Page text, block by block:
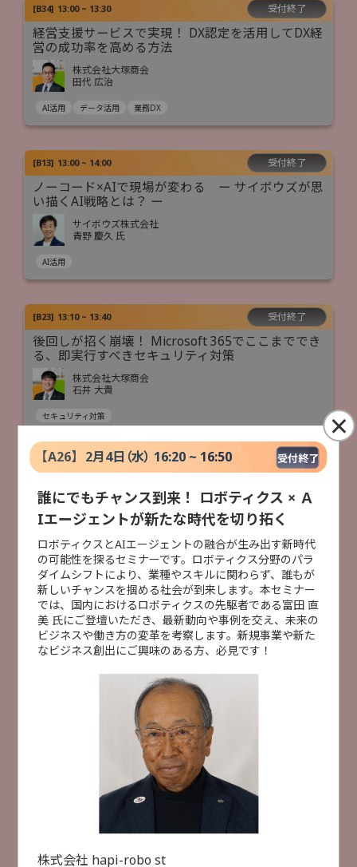
[B34] 13:00 ~ 13:30 受付終了
経営支援サービスで実現！ DX認定を活用してDX経
営の成功率を高める方法
株式会社大塚商会
田代 広治
AI活用 データ活用 業務DX
[B13] 13:00 ~ 14:00 受付終了
ノーコード×AIで現場が変わる ー サイボウズが思
い描くAI戦略とは？ ー
サイボウズ株式会社
青野 慶久 氏
AI活用
[B23] 13:10 ~ 13:40 受付終了
後回しが招く崩壊！ Microsoft 365でここまででき
る、即実行すべきセキュリティ対策
株式会社大塚商会
石井 大貴
セキュリティ対策
[B35] 14:10 ~ 14:40 受付終了
デジタル人材がいない中小企業が複合機でカンタ
ンに始めるDXとAI活用
長尾 一洋 氏
業務DX AI活用 データ活用
B24 ] 14:20 ~ 14:50 受付終了
AIやDXを支える！ 現場データ蓄積・活用の最前線
株式会社シムトップス
ウイングアーク１ｓｔ株式会社
株式会社大塚商会
建設DX データ活用
AI活用 データ活用
人手不足対策
セキュリティ対策
災害対策
ITインフラ整備
【A26】 2月4日（水） 16:20 ~ 16:50 受付終了
誰にでもチャンス到来！ ロボティクス × Ａ
Iエージェントが新たな時代を切り拓く
ロボティクスとAIエージェントの融合が生み出す新時代
の可能性を探るセミナーです。ロボティクス分野のパラ
ダイムシフトにより、業種やスキルに関わらず、誰もが
新しいチャンスを掴める社会が到来します。本セミナー
では、国内におけるロボティクスの先駆者である富田 直
美 氏にご登壇いただき、最新動向や事例を交え、未来の
ビジネスや働き方の変革を考察します。新規事業や新た
なビジネス創出にご興味のある方、必見です！
株式会社 hapi-robo st
×